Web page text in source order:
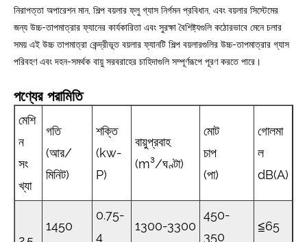
নিরাপত্তা অপারেশন মান, শিল্প বয়লার ফ্লু গ্যাস নির্গমন প্রবিধান, এবং বয়লার সিস্টেমের
জন্য উচ্চ-তাপমাত্রার ফ্যানের কার্যকারিতা এবং সুরক্ষা বৈশিষ্ট্যগুলি কঠোরভাবে মেনে চলার
সময় এই উচ্চ তাপমাত্রা কেন্দ্রীভূত বয়লার ফ্যানটি শিল্প বয়লারগুলির উচ্চ-তাপমাত্রার গ্যাস
পরিবহণ এবং দহন-সমর্থক বায়ু সরবরাহের চাহিদাগুলি সম্পূর্ণরূপে পূরণ করতে পারে।
পণ্যের পরামিতি
মেশি
ন
সং
খ্যা
গতি
(আর/
মিনিট)
শক্তি
(kw-
P)
বায়ুপ্রবাহ
(m³/ঘণ্টা)
মোট
চাপ
(পা)
গোলমা
ল
dB(A)
1450
0.75-
4
1300-3300
450-
350
≦65